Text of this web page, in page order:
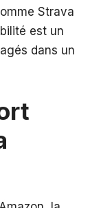
Strava
est un
dans un